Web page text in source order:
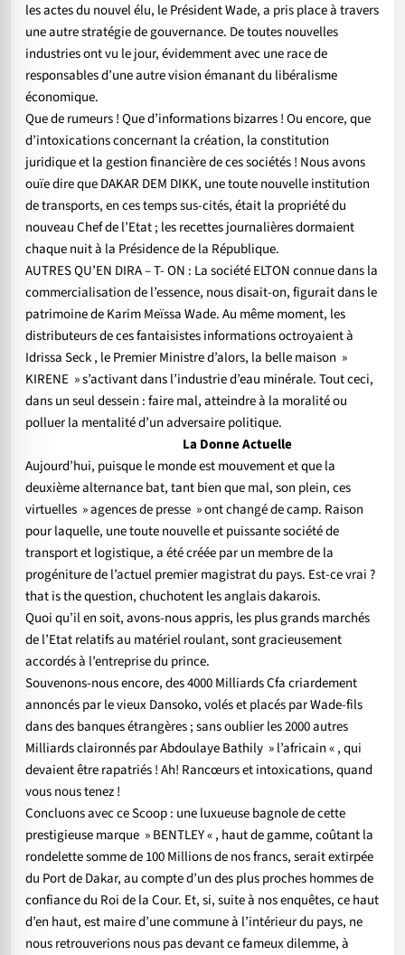
les actes du nouvel élu, le Président Wade, a pris place à travers
une autre stratégie de gouvernance. De toutes nouvelles
industries ont vu le jour, évidemment avec une race de
responsables d’une autre vision émanant du libéralisme
économique.
Que de rumeurs ! Que d’informations bizarres ! Ou encore, que
d’intoxications concernant la création, la constitution
juridique et la gestion financière de ces sociétés ! Nous avons
ouïe dire que DAKAR DEM DIKK, une toute nouvelle institution
de transports, en ces temps sus-cités, était la propriété du
nouveau Chef de l’Etat ; les recettes journalières dormaient
chaque nuit à la Présidence de la République.
AUTRES QU’EN DIRA – T- ON : La société ELTON connue dans la
commercialisation de l’essence, nous disait-on, figurait dans le
patrimoine de Karim Meïssa Wade. Au même moment, les
distributeurs de ces fantaisistes informations octroyaient à
Idrissa Seck , le Premier Ministre d’alors, la belle maison »
KIRENE » s’activant dans l’industrie d’eau minérale. Tout ceci,
dans un seul dessein : faire mal, atteindre à la moralité ou
polluer la mentalité d’un adversaire politique.
La Donne Actuelle
Aujourd’hui, puisque le monde est mouvement et que la
deuxième alternance bat, tant bien que mal, son plein, ces
virtuelles » agences de presse » ont changé de camp. Raison
pour laquelle, une toute nouvelle et puissante société de
transport et logistique, a été créée par un membre de la
progéniture de l’actuel premier magistrat du pays. Est-ce vrai ?
that is the question, chuchotent les anglais dakarois.
Quoi qu’il en soit, avons-nous appris, les plus grands marchés
de l’Etat relatifs au matériel roulant, sont gracieusement
accordés à l’entreprise du prince.
Souvenons-nous encore, des 4000 Milliards Cfa criardement
annoncés par le vieux Dansoko, volés et placés par Wade-fils
dans des banques étrangères ; sans oublier les 2000 autres
Milliards claironnés par Abdoulaye Bathily » l’africain « , qui
devaient être rapatriés ! Ah! Rancœurs et intoxications, quand
vous nous tenez !
Concluons avec ce Scoop : une luxueuse bagnole de cette
prestigieuse marque » BENTLEY « , haut de gamme, coûtant la
rondelette somme de 100 Millions de nos francs, serait extirpée
du Port de Dakar, au compte d’un des plus proches hommes de
confiance du Roi de la Cour. Et, si, suite à nos enquêtes, ce haut
d’en haut, est maire d’une commune à l’intérieur du pays, ne
nous retrouverions nous pas devant ce fameux dilemme, à